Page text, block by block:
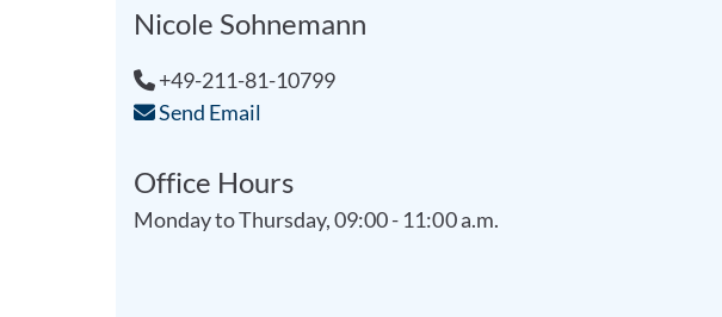
Nicole Sohnemann
+49-211-81-10799
Send Email
Office Hours
Monday to Thursday, 09:00 - 11:00 a.m.